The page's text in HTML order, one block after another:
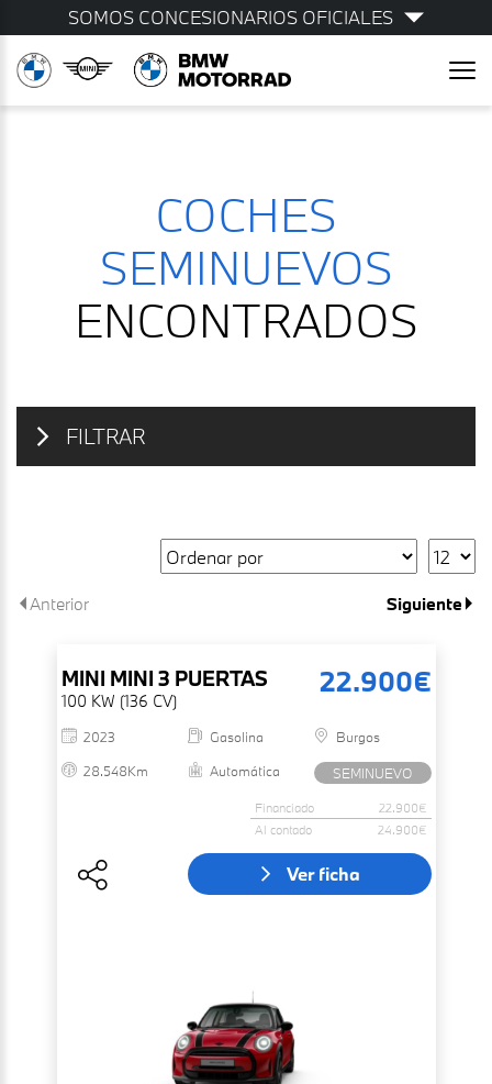
SOMOS CONCESIONARIOS OFICIALES
COCHES
SEMINUEVOS
ENCONTRADOS
FILTRAR
Anterior Siguiente
MINI MINI 3 PUERTAS
100 KW (136 CV)
22.900€
2023 Gasolina
Burgos
28.548Km
Automática SEMINUEVO
Financiado
22.900€
Al contado
24.900€
Ver ficha